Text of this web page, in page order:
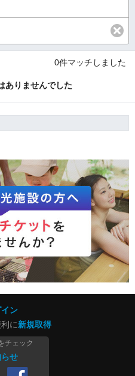
0件マッチしました
ありませんでした
イン
に新規取得
チェック
せ